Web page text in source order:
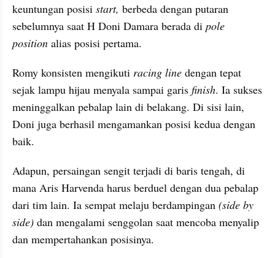
keuntungan posisi start, berbeda dengan putaran
sebelumnya saat H Doni Damara berada di pole
position alias posisi pertama.
Romy konsisten mengikuti racing line dengan tepat
sejak lampu hijau menyala sampai garis finish. Ia sukses
meninggalkan pebalap lain di belakang. Di sisi lain,
Doni juga berhasil mengamankan posisi kedua dengan
baik.
Adapun, persaingan sengit terjadi di baris tengah, di
mana Aris Harvenda harus berduel dengan dua pebalap
dari tim lain. Ia sempat melaju berdampingan (side by
side) dan mengalami senggolan saat mencoba menyalip
dan mempertahankan posisinya.